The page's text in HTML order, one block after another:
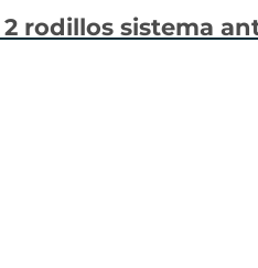
rodillos sistema